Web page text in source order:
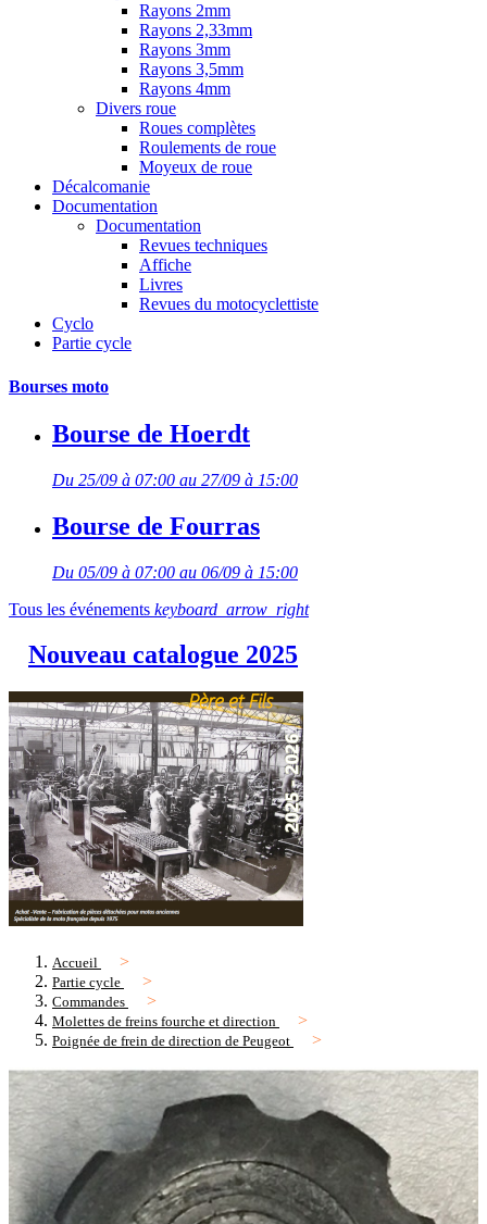
Rayons 2mm
Rayons 2,33mm
Rayons 3mm
Rayons 3,5mm
Rayons 4mm
Divers roue
Roues complètes
Roulements de roue
Moyeux de roue
Décalcomanie
Documentation
Documentation
Revues techniques
Affiche
Livres
Revues du motocyclettiste
Cyclo
Partie cycle
Bourses moto
Bourse de Hoerdt
Du 25/09 à 07:00 au 27/09 à 15:00
Bourse de Fourras
Du 05/09 à 07:00 au 06/09 à 15:00
Tous les événements keyboard_arrow_right
Nouveau catalogue 2025
Accueil
Partie cycle
Commandes
Molettes de freins fourche et direction
Poignée de frein de direction de Peugeot